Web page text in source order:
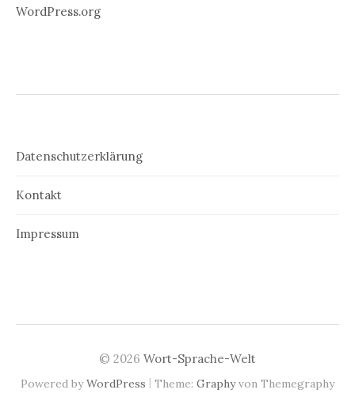
WordPress.org
Datenschutzerklärung
Kontakt
Impressum
© 2026 Wort-Sprache-Welt
Powered byWordPress | Theme: Graphyvon Themegraphy